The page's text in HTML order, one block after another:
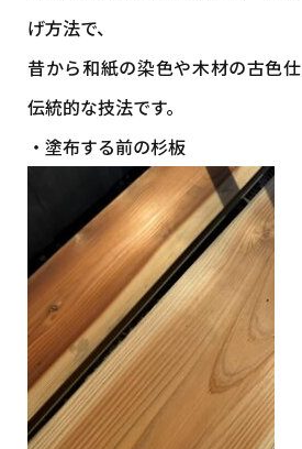
げ方法で、
昔から和紙の染色や木材の古色
伝統的な技法です。
・塗布する前の杉板